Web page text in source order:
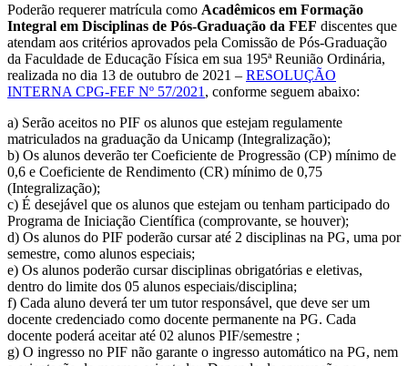
Poderão requerer matrícula como Acadêmicos em Formação
Integral em Disciplinas de Pós-Graduação da FEF discentes que
atendam aos critérios aprovados pela Comissão de Pós-Graduação
da Faculdade de Educação Física em sua 195ª Reunião Ordinária,
realizada no dia 13 de outubro de 2021 – RESOLUÇÃO
INTERNA CPG-FEF Nº 57/2021 , conforme seguem abaixo:
a) Serão aceitos no PIF os alunos que estejam regulamente
matriculados na graduação da Unicamp (Integralização);
b) Os alunos deverão ter Coeficiente de Progressão (CP) mínimo de
0,6 e Coeficiente de Rendimento (CR) mínimo de 0,75
(Integralização);
c) É desejável que os alunos que estejam ou tenham participado do
Programa de Iniciação Científica (comprovante, se houver);
d) Os alunos do PIF poderão cursar até 2 disciplinas na PG, uma por
semestre, como alunos especiais;
e) Os alunos poderão cursar disciplinas obrigatórias e eletivas,
dentro do limite dos 05 alunos especiais/disciplina;
f) Cada aluno deverá ter um tutor responsável, que deve ser um
docente credenciado como docente permanente na PG. Cada
docente poderá aceitar até 02 alunos PIF/semestre ;
g) O ingresso no PIF não garante o ingresso automático na PG, nem